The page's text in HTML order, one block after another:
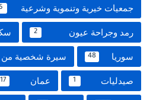
جمعيات خيرية وتنموية وشرعية 5
رمد وجراحة عيون 2
سوريا 48 سيرة شخصية من
صيدليات 1 عمان 17